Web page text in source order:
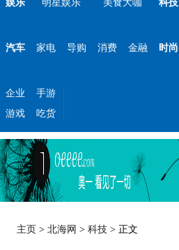
娱乐 明星娱乐 美食大咖 科技
汽车 家电 导购 消费 金融 时尚
企业
手游
游戏
吃货
主页 >北海网 >科技 > 正文